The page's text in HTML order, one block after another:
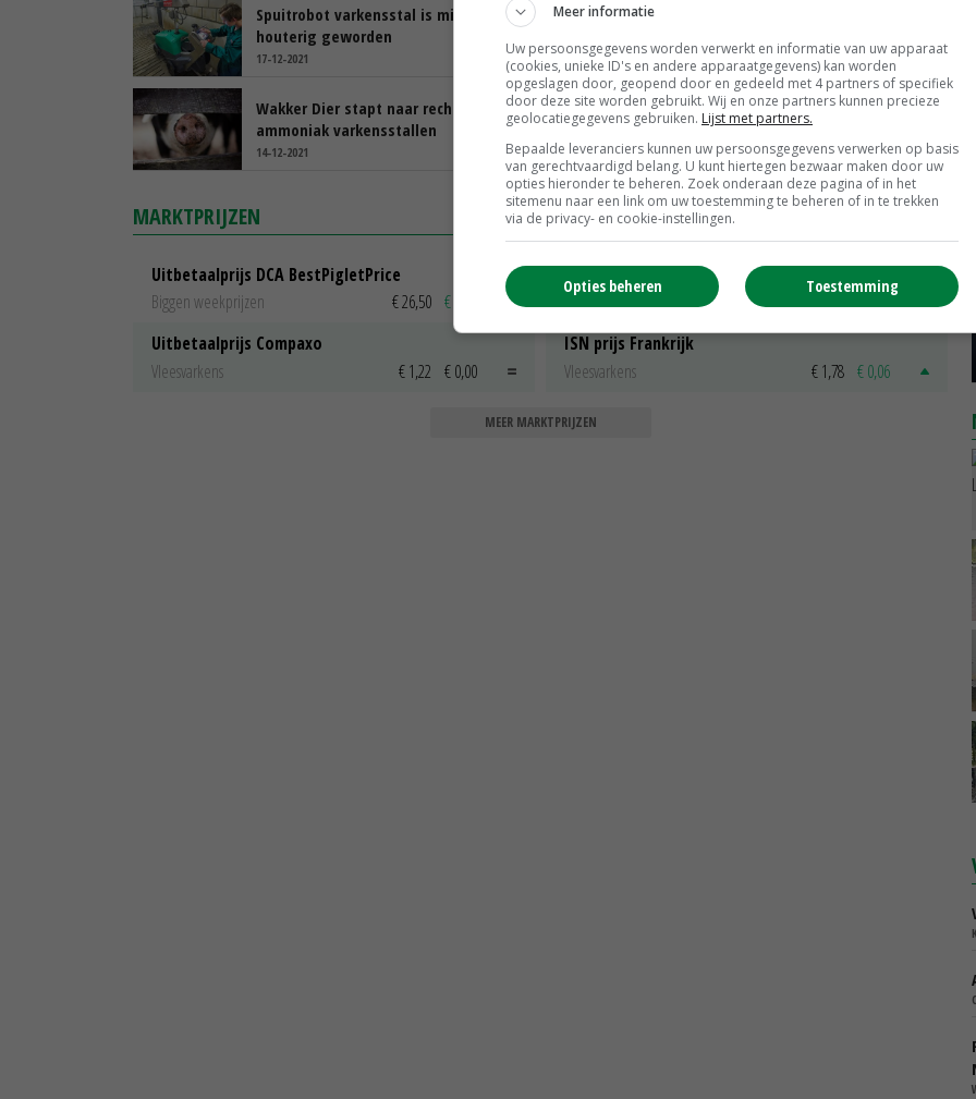
Spuitrobot varkensstal is minder
houterig geworden
17-12-2021 16-12-2021
Wakker Dier stapt naar rechter om
ammoniak varkensstallen
14-12-2021
Biggen van Het Condé uit Heino naar
Duitsland
11-12-2021
MARKTPRIJZEN
Uitbetaalprijs DCA BestPigletPrice
Biggen weekprijzen
€ 26,50 € 0,50
Uitbetaalprijs Compaxo
Vleesvarkens
€ 1,22 € 0,00
Uitbetaalprijs Van Rooi Meat
Vleesvarkens
€ 1,15 € 0,00
ISN prijs Frankrijk
Vleesvarkens
€ 1,78 € 0,06
MEER MARKTPRIJZEN
Meer informatie
Uw persoonsgegevens worden verwerkt en informatie van uw apparaat
(cookies, unieke ID's en andere apparaatgegevens) kan worden
opgeslagen door, geopend door en gedeeld met 4 partners of specifiek
door deze site worden gebruikt. Wij en onze partners kunnen precieze
geolocatiegegevens gebruiken. Lijst met partners.
Bepaalde leveranciers kunnen uw persoonsgegevens verwerken op basis
van gerechtvaardigd belang. U kunt hiertegen bezwaar maken door uw
opties hieronder te beheren. Zoek onderaan deze pagina of in het
sitemenu naar een link om uw toestemming te beheren of in te trekken
via de privacy- en cookie-instellingen.
Toestemming
Opties beheren